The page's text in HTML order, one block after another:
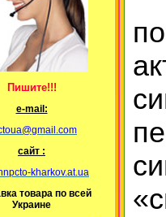
Пишите!!!
е-mail:
сайт :
kharkov.at.ua
товара по всей
Украине